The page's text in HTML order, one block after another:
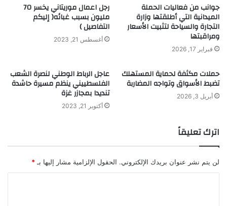
جوانب من فعاليات الحملة
الميدانية التي أطلقتها وزارة
التجارة والسياحة لتثبيت الأسعار
ومراقبتها
فبراير 17, 2026
رجل اعمال موريتاني يخسر 70
مليون بسبب غبائه( إليكم
التفاصيل )
أغسطس 21, 2023
حملات مكثفة لحماية المستهلك
تضبط الأسواق وتواجه المضاربة
أبريل 3, 2026
عاجل الرباط الوطني لنصرة الشعب
الفلسطييني ينظم مسيرة حاشدة
تنديدا بمجازر غزة
أكتوبر 21, 2023
اترك تعليقاً
لن يتم نشر عنوان بريدك الإلكتروني. الحقول الإلزامية مشار إليها بـ *